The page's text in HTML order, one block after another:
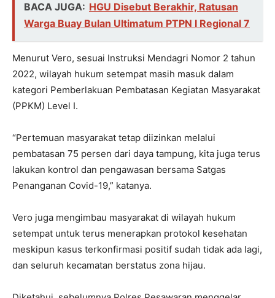
BACA JUGA: HGU Disebut Berakhir, Ratusan
Warga Buay Bulan Ultimatum PTPN I Regional 7
Menurut Vero, sesuai Instruksi Mendagri Nomor 2 tahun
2022, wilayah hukum setempat masih masuk dalam
kategori Pemberlakuan Pembatasan Kegiatan Masyarakat
(PPKM) Level I.
“Pertemuan masyarakat tetap diizinkan melalui
pembatasan 75 persen dari daya tampung, kita juga terus
lakukan kontrol dan pengawasan bersama Satgas
Penanganan Covid-19,” katanya.
Vero juga mengimbau masyarakat di wilayah hukum
setempat untuk terus menerapkan protokol kesehatan
meskipun kasus terkonfirmasi positif sudah tidak ada lagi,
dan seluruh kecamatan berstatus zona hijau.